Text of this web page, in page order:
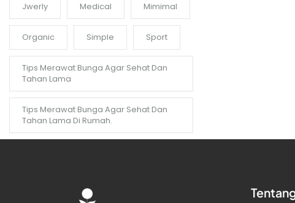
Jwerly Medical Mimimal
Organic Simple Sport
Tips Merawat Bunga Agar Sehat Dan
Tahan Lama
Tips Merawat Bunga Agar Sehat Dan
Tahan Lama Di Rumah.